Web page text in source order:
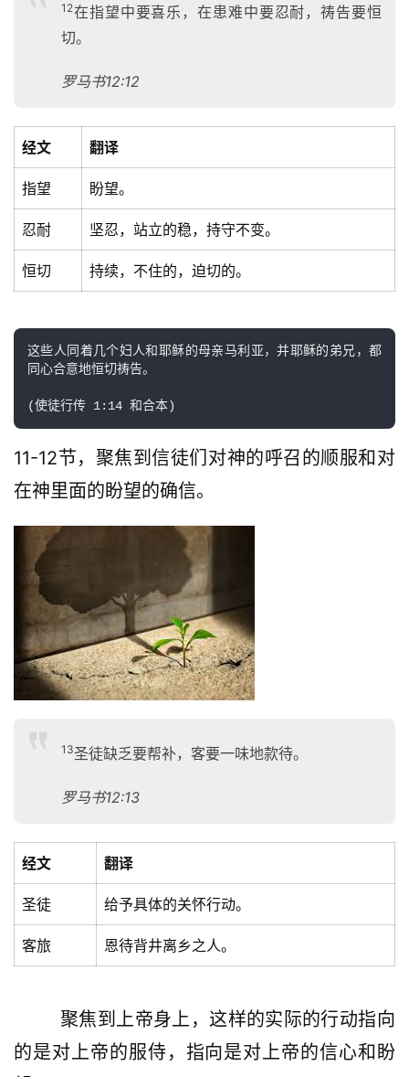
首
页
题
讲
座
拜
12在指望中要喜乐，在患难中要忍耐，祷告要恒
切。
罗马书12:12
经文 翻译
指望 盼望。
忍耐 坚忍，站立的稳，持守不变。
恒切 持续，不住的，迫切的。
这些人同着几个妇人和耶稣的母亲马利亚，并耶稣的弟兄，都
同心合意地恒切祷告。
11-12节，聚焦到信徒们对神的呼召的顺服和对
在神里面的盼望的确信。
13圣徒缺乏要帮补，客要一味地款待。
罗马书12:13
经文 翻译
圣徒 给予具体的关怀行动。
客旅 恩待背井离乡之人。
的是对上帝的服侍，指向是对上帝的信心和盼